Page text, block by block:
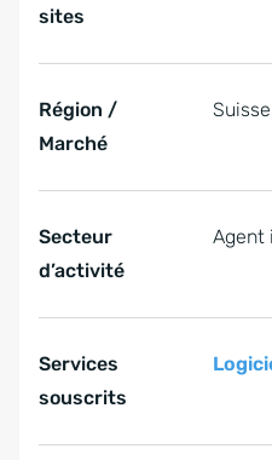
sites
Région /
Marché
Secteur
d’activité
Agent
Services
souscrits